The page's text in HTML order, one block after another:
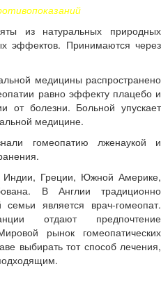
из натуральных природных
эффектов. Принимаются через
медицины распространено
равно эффекту плацебо и
от болезни. Больной упускает
медицине.
гомеопатию лженаукой и
Греции, Южной Америке,
В Англии традиционно
является врач-гомеопат.
отдают предпочтение
рынок гомеопатических
выбирать тот способ лечения,